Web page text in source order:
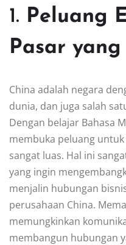
1. Peluang
Pasar
China adalah negara
dunia, dan juga salah
Dengan belajar Bahasa
membuka peluang
sangat luas. Hal ini
yang ingin
menjalin hubungan
perusahaan China.
memungkinkan
membangun hubungan